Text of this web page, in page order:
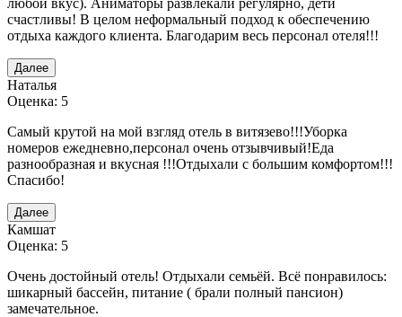
счастливы! В целом неформальный подход к обеспечению
отдыха каждого клиента. Благодарим весь персонал отеля!!!
Далее
Наталья
Оценка: 5
Самый крутой на мой взгляд отель в витязево!!!Уборка
номеров ежедневно,персонал очень отзывчивый!Еда
разнообразная и вкусная !!!Отдыхали с большим комфортом!!!
Спасибо!
Далее
Камшат
Оценка: 5
Очень достойный отель! Отдыхали семьёй. Всё понравилось:
шикарный бассейн, питание ( брали полный пансион)
замечательное.